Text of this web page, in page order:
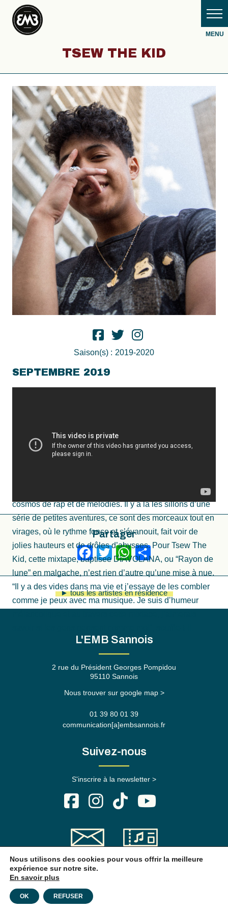
TSEW THE KID
Saison(s) : 2019-2020
SEPTEMBRE 2019
conception d’une mixtape (qui pourrait sonner comme
un album). En studio, ce dernier a fait bourgeonner ses
cosmos de rap et de mélodies. Il y a là les sillons d’une
série de petites aventures, ce sont des morceaux tout en
virages, où le rythme fonce et s’évanouit, fait voir de
jolies hauteurs et de drôles d’abysses. Pour Tsew The
Kid, cette mixtape, baptisée DIAVOLANA, ou “Rayon de
lune” en malgache, n’est rien d’autre qu’une mise à nue.
“Il y a des vides dans ma vie et j’essaye de les combler
comme je peux avec ma musique. Je suis d’humeur
Partager
Facebook
Twitter WhatsApp
► tous les artistes en résidence
L'EMB Sannois
2 rue du Président Georges Pompidou
95110 Sannois
Nous trouver sur google map >
01 39 80 01 39
communication[a]embsannois.fr
Suivez-nous
S'inscrire à la newsletter >
Création du site :
Nous utilisons des cookies pour vous offrir la meilleure
expérience sur notre site.
En savoir plus
OK REFUSER